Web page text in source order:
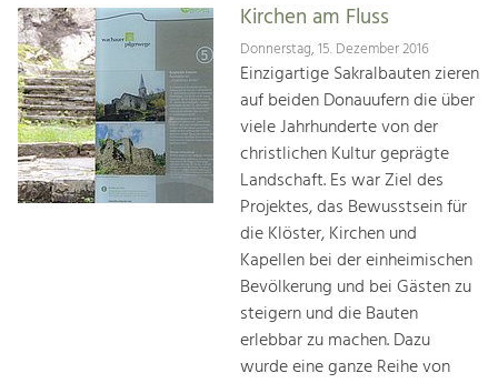
Kirchen am Fluss
Donnerstag, 15. Dezember 2016
Einzigartige Sakralbauten zieren
auf beiden Donauufern die über
viele Jahrhunderte von der
christlichen Kultur geprägte
Landschaft. Es war Ziel des
Projektes, das Bewusstsein für
die Klöster, Kirchen und
Kapellen bei der einheimischen
Bevölkerung und bei Gästen zu
steigern und die Bauten
erlebbar zu machen. Dazu
wurde eine ganze Reihe von